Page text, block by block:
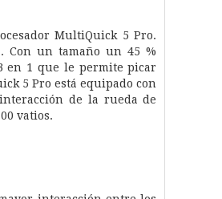
MultiQuick 5 Pro.
Con un tamaño un 45 %
en 1 que le permite picar
5 Pro está equipado con
de la rueda de
vatios.